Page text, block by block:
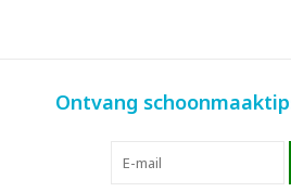
Ontvang